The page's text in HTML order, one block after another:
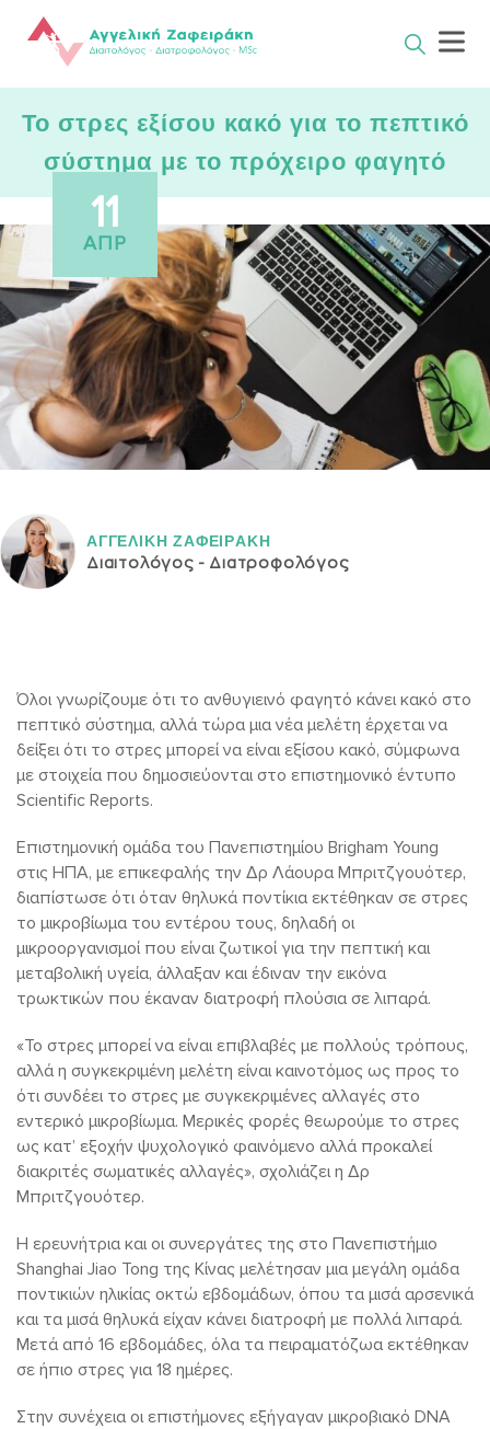
Το στρες εξίσου κακό για το πεπτικό
σύστημα με το πρόχειρο φαγητό
11
ΑΠΡ
ΑΓΓΕΛΙΚH ΖΑΦΕΙΡAΚΗ
Διαιτολόγος - Διατροφολόγος
Όλοι γνωρίζουμε ότι το ανθυγιεινό φαγητό κάνει κακό στο
πεπτικό σύστημα, αλλά τώρα μια νέα μελέτη έρχεται να
δείξει ότι το στρες μπορεί να είναι εξίσου κακό, σύμφωνα
με στοιχεία που δημοσιεύονται στο επιστημονικό έντυπο
Scientific Reports.
Επιστημονική ομάδα του Πανεπιστημίου Brigham Young
στις ΗΠΑ, με επικεφαλής την Δρ Λάουρα Μπριτζγουότερ,
διαπίστωσε ότι όταν θηλυκά ποντίκια εκτέθηκαν σε στρες
το μικροβίωμα του εντέρου τους, δηλαδή οι
μικροοργανισμοί που είναι ζωτικοί για την πεπτική και
μεταβολική υγεία, άλλαξαν και έδιναν την εικόνα
τρωκτικών που έκαναν διατροφή πλούσια σε λιπαρά.
«Το στρες μπορεί να είναι επιβλαβές με πολλούς τρόπους,
αλλά η συγκεκριμένη μελέτη είναι καινοτόμος ως προς το
ότι συνδέει το στρες με συγκεκριμένες αλλαγές στο
εντερικό μικροβίωμα. Μερικές φορές θεωρούμε το στρες
ως κατ’ εξοχήν ψυχολογικό φαινόμενο αλλά προκαλεί
διακριτές σωματικές αλλαγές», σχολιάζει η Δρ
Μπριτζγουότερ.
Η ερευνήτρια και οι συνεργάτες της στο Πανεπιστήμιο
Shanghai Jiao Tong της Κίνας μελέτησαν μια μεγάλη ομάδα
ποντικιών ηλικίας οκτώ εβδομάδων, όπου τα μισά αρσενικά
και τα μισά θηλυκά είχαν κάνει διατροφή με πολλά λιπαρά.
Μετά από 16 εβδομάδες, όλα τα πειραματόζωα εκτέθηκαν
σε ήπιο στρες για 18 ημέρες.
Στην συνέχεια οι επιστήμονες εξήγαγαν μικροβιακό DNA